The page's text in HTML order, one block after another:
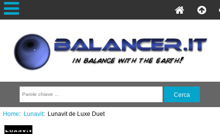
Home: Lunavit: Lunavit de Luxe Duet